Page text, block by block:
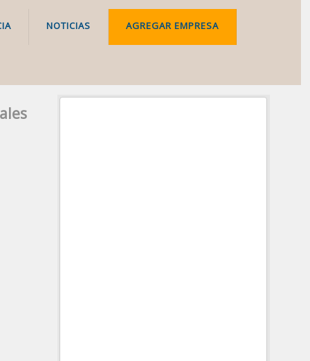
NOTICIAS AGREGAR EMPRESA